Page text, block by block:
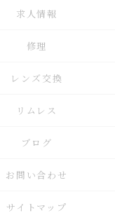
求人情報
修理
レンズ交換
リムレス
ブログ
お問い合わせ
サイトマップ